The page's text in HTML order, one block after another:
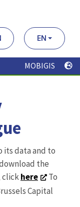
EN
MOBIGIS
its data and to
the
clickhere
To
Capital